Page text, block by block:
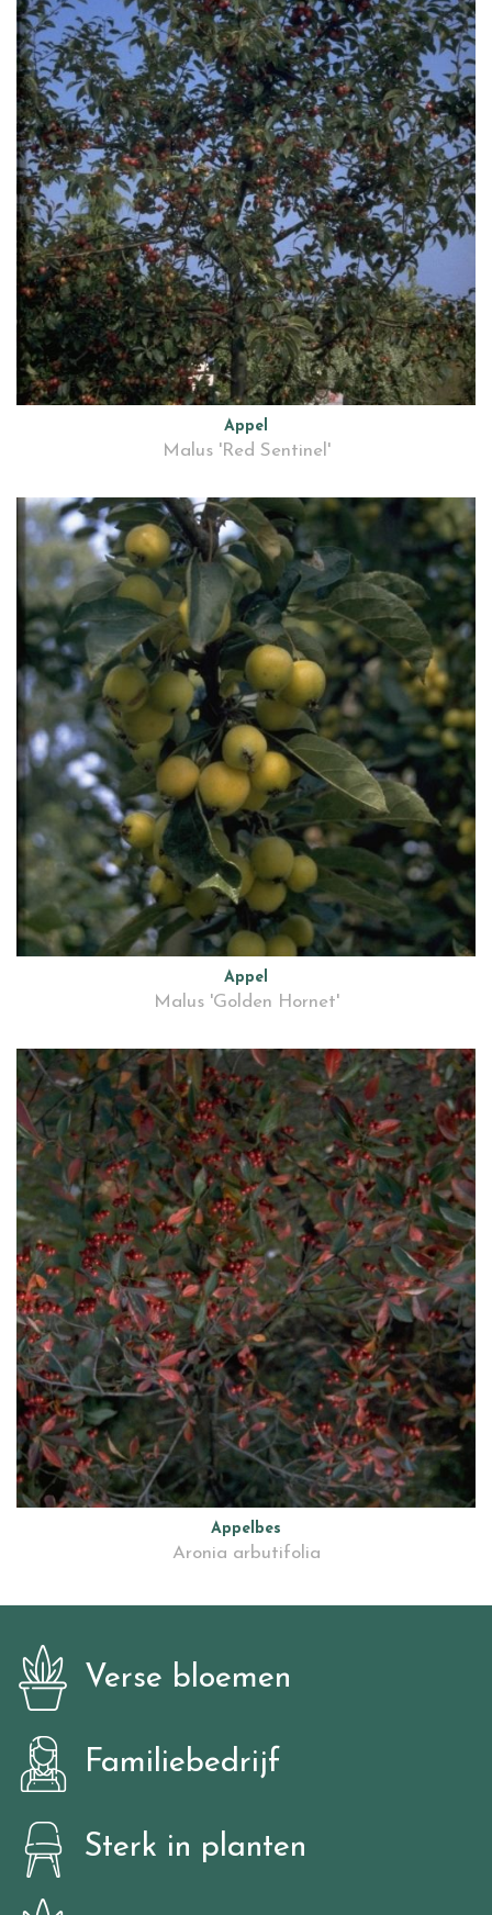
Appel
Malus 'Red Sentinel'
Appel
Malus 'Golden Hornet'
Appelbes
Aronia arbutifolia
Verse bloemen
Familiebedrijf
Sterk in planten